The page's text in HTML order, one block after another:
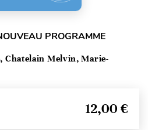
PROGRAMME
Chatelain Melvin, Marie-
12,00 €